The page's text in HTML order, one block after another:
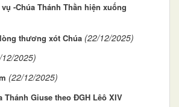
-Chúa Thánh Thần hiện xuống
thương xót Chúa (22/12/2025)
2025)
(22/12/2025)
Thánh Giuse theo ĐGH Lêô XIV